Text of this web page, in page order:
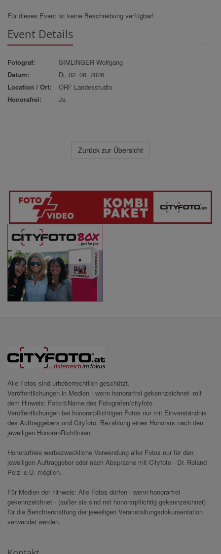
Für dieses Event ist keine Beschreibung verfügbar!
Event Details
Fotograf:
SIMLINGER Wolfgang
Datum:
Di, 02. 06. 2026
Location / Ort:
ORF Landesstudio
Honorafrei:
Ja
Zurück zur Übersicht
Alle Fotos sind urheberrechtlich geschützt.
Veröffentlichungen in Medien - wenn honorarfrei gekennzeichnet- mit
dem Hinweis: Foto:©Name des Fotografen/cityfoto
Veröffentlichungen bei honorarpflichtigen Fotos nur mit Einverständnis
des Auftraggebers und Cityfoto. Bezahlung eines Honorars nach den
jeweiligen Honorar-Richtlinien.
Honorarfreie werbezweckliche Verwendung aller Fotos nur für den
jeweiligen Auftraggeber oder nach Absprache mit Cityfoto - Dr. Roland
Pelzl e.U. möglich.
Für Medien der Hinweis: Alle Fotos dürfen - wenn honorarfrei
gekennzeichnet - (außer sie sind mit honorarpflichtig gekennzeichnet)
für die Berichterstattung der jeweiligen Veranstaltungsdokumentation
verwendet werden.